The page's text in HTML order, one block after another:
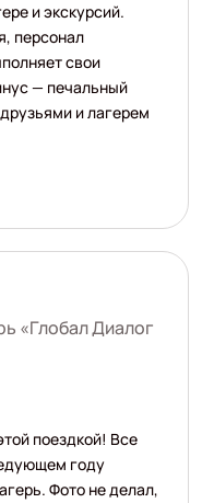
и экскурсий.
персонал
свои
— печальный
и лагерем
«Глобал Диалог
поездкой! Все
году
Фото не делал,